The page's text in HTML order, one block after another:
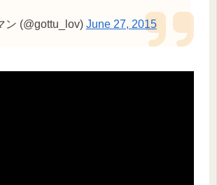
(@gottu_lov) June 27, 2015